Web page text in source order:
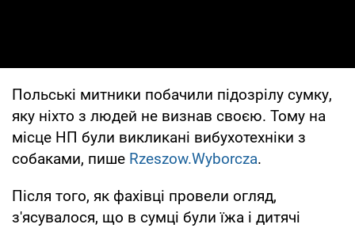
Польські митники побачили підозрілу сумку,
яку ніхто з людей не визнав своєю. Тому на
місце НП були викликані вибухотехніки з
собаками, пише Rzeszow.Wyborcza.
Після того, як фахівці провели огляд,
з'ясувалося, що в сумці були їжа і дитячі